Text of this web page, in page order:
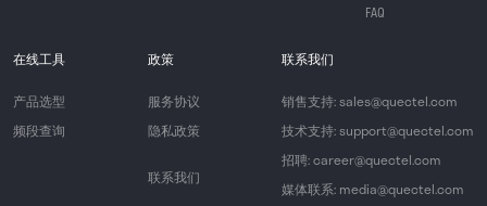
FAQ
在线工具
产品选型
频段查询
政策
服务协议
隐私政策
联系我们
联系我们
销售支持: sales@quectel.com
技术支持: support@quectel.com
招聘: career@quectel.com
媒体联系: media@quectel.com